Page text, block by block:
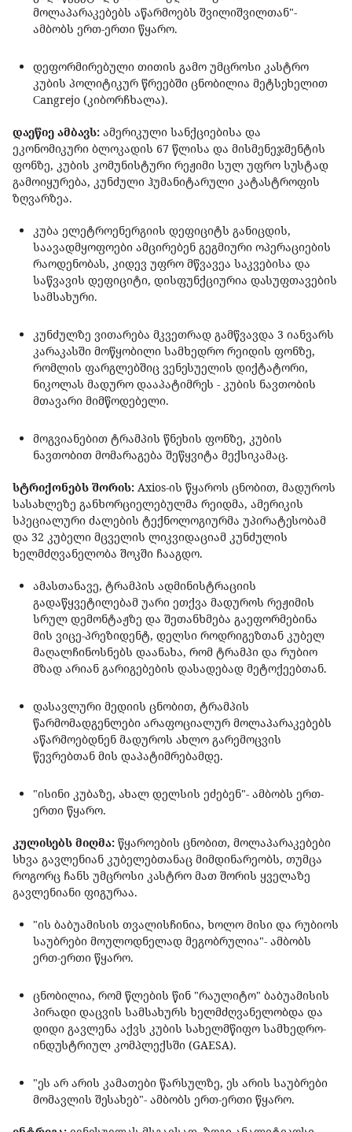
მოლაპარაკებებს აწარმოებს შვილიშვილთან"-
ამბობს ერთ-ერთი წყარო.
დეფორმირებული თითის გამო უმცროსი კასტრო
კუბის პოლიტიკურ წრეებში ცნობილია მეტსეხელით
Сangrejo (კიბორჩხალა).
დაეწიე ამბავს: ამერიკული სანქციებისა და
ეკონომიკური ბლოკადის 67 წლისა და მისმენეჯმენტის
ფონზე, კუბის კომუნისტური რეჟიმი სულ უფრო სუსტად
გამოიყურება, კუნძული ჰუმანიტარული კატასტროფის
ზღვარზეა.
კუბა ელეტროენერგიის დეფიციტს განიცდის,
საავადმყოფოები ამცირებენ გეგმიური ოპერაციების
რაოდენობას, კიდევ უფრო მწვავეა საკვებისა და
საწვავის დეფიციტი, დისფუნქციურია დასუფთავების
სამსახური.
კუნძულზე ვითარება მკვეთრად გამწვავდა 3 იანვარს
კარაკასში მოწყობილი სამხედრო რეიდის ფონზე,
რომლის ფარგლებშიც ვენესუელის დიქტატორი,
ნიკოლას მადურო დააპატიმრეს - კუბის ნავთობის
მთავარი მიმწოდებელი.
მოგვიანებით ტრამპის წნეხის ფონზე, კუბის
ნავთობით მომარაგება შეწყვიტა მექსიკამაც.
სტრიქონებს შორის: Axios-ის წყაროს ცნობით, მადუროს
სასახლეზე განხორციელებულმა რეიდმა, ამერიკის
სპეციალური ძალების ტექნოლოგიურმა უპირატესობამ
და 32 კუბელი მცველის ლიკვიდაციამ კუნძულის
ხელმძღვანელობა შოკში ჩააგდო.
ამასთანავე, ტრამპის ადმინისტრაციის
გადაწყვეტილებამ უარი ეთქვა მადუროს რეჟიმის
სრულ დემონტაჟზე და შეთანხმება გაეფორმებინა
მის ვიცე-პრეზიდენტ, დელსი როდრიგეზთან კუბელ
მაღალჩინოსნებს დაანახა, რომ ტრამპი და რუბიო
მზად არიან გარიგებების დასადებად მეტოქეებთან.
დასავლური მედიის ცნობით, ტრამპის
წარმომადგენლები არაფოციალურ მოლაპარაკებებს
აწარმოებდნენ მადუროს ახლო გარემოცვის
წევრებთან მის დაპატიმრებამდე.
"ისინი კუბაზე, ახალ დელსის ეძებენ"- ამბობს ერთ-
ერთი წყარო.
კულისებს მიღმა: წყაროების ცნობით, მოლაპარაკებები
სხვა გავლენიან კუბელებთანაც მიმდინარეობს, თუმცა
როგორც ჩანს უმცროსი კასტრო მათ შორის ყველაზე
გავლენიანი ფიგურაა.
"ის ბაბუამისის თვალისჩინია, ხოლო მისი და რუბიოს
საუბრები მოულოდნელად მეგობრულია"- ამბობს
ერთ-ერთი წყარო.
ცნობილია, რომ წლების წინ "რაულიტო" ბაბუამისის
პირადი დაცვის სამსახურს ხელმძღვანელობდა და
დიდი გავლენა აქვს კუბის სახელმწიფო სამხედრო-
ინდუსტრიულ კომპლექსში (GAESA).
"ეს არ არის კამათები წარსულზე, ეს არის საუბრები
მომავლის შესახებ"- ამბობს ერთ-ერთი წყარო.